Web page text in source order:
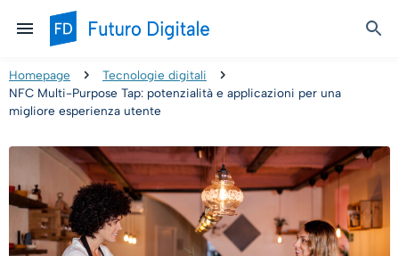
Homepage
Tecnologie digitali
NFC Multi-Purpose Tap: potenzialità e applicazioni per una
migliore esperienza utente